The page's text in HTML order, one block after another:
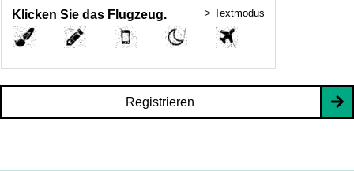
Klicken Sie das Flugzeug. > Textmodus
Registrieren